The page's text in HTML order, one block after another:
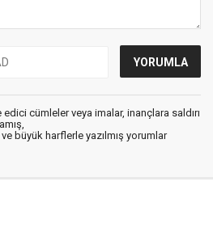
cümleler veya imalar, inançlara saldırı
büyük harflerle yazılmış yorumlar